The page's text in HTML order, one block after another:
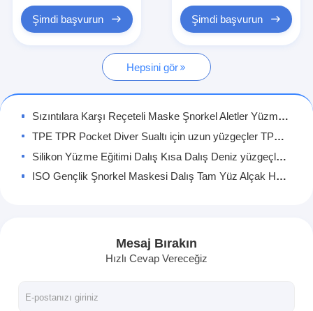
Yüzen yüzme kanatları
Dalış Aksesuarları
Şimdi başvurun Şimdi başvurun
Hepsini gör
Sızıntılara Karşı Reçeteli Maske Şnorkel Aletler Yüzme Dalış Gözlükler Gözlükler
TPE TPR Pocket Diver Sualtı için uzun yüzgeçler TPE TPR ayak cebinde dalgıç Sualtı balıkçılığı Yüzme Şnorkel
Silikon Yüzme Eğitimi Dalış Kısa Dalış Deniz yüzgeçleri Yetişkinler için
ISO Gençlik Şnorkel Maskesi Dalış Tam Yüz Alçak Hacimli OEM
ODM Gençler Dalış Eğitimi Seyahatler Şnorkel Deniz yüzgeçleri Tam ayak
M / L Kare Dalış Maske Setiyle En Son Şnorkel Macerasını Deneyin
Silikon Dalış Yüzü Scuba Mask Çocuklar için Derin Deniz Dalış Ekipmanı Yüzme
Mesaj Bırakın
Hızlı Cevap Vereceğiz